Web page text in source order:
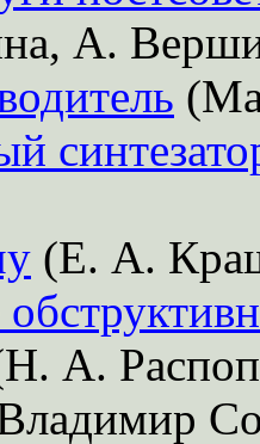
А.
(Е. А.
А.